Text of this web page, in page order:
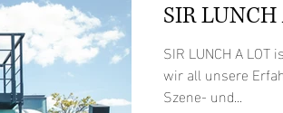
SIR
SIR LUNCH A
wir all unsere
Szene- und...